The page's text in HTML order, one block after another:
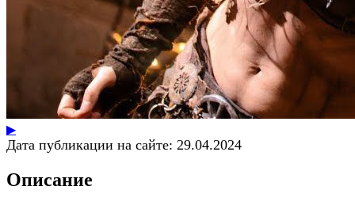
▶
Дата публикации на сайте: 29.04.2024
Описание